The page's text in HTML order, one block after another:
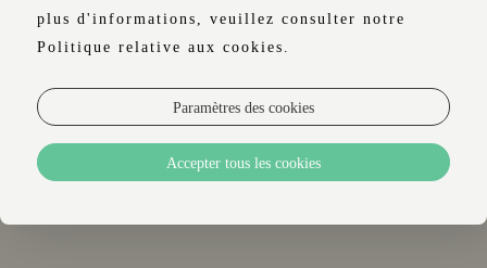
plus d'informations, veuillez consulter notre
Politique relative aux cookies.
Paramètres des cookies
Accepter tous les cookies